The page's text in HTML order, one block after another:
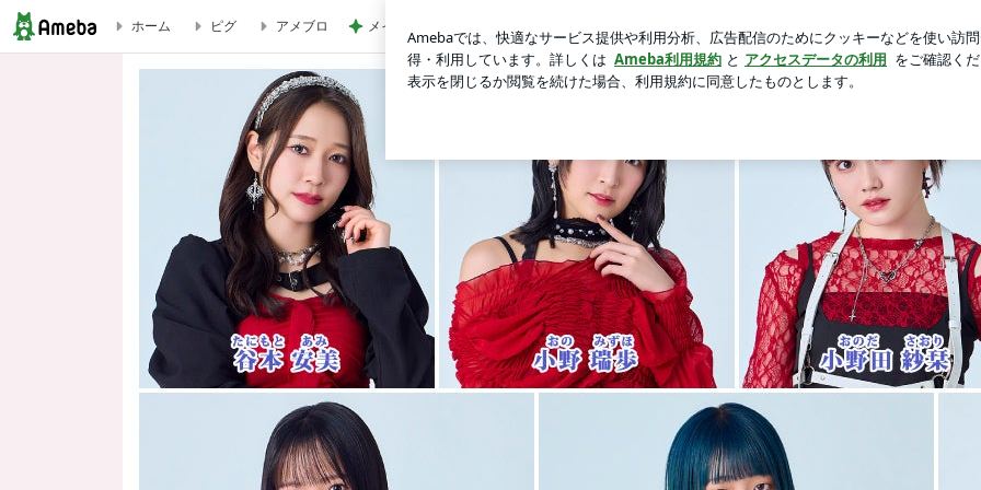
千秋楽！早いなぁ〜 浅倉樹々 | つばきファクトリー オフィシャルブログ Powered by Ameba
ホーム ピグ アメブロ メイクさんに作ってもらったレアな髪型 新規登録